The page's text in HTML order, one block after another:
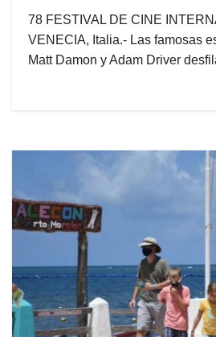
78 FESTIVAL DE CINE
VENECIA, Italia.- Las famosas
Matt Damon y Adam Driver